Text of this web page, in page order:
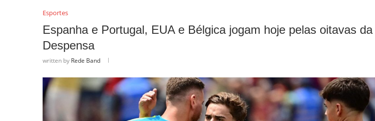
Esportes
Espanha e Portugal, EUA e Bélgica jogam hoje pelas oitavas da
Despensa
written by Rede Band